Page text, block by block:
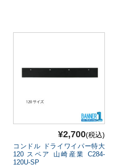
¥2,700(税込)
コンドル ドライワイパー特大
120 スペア 山崎産業 C284-
120U-SP